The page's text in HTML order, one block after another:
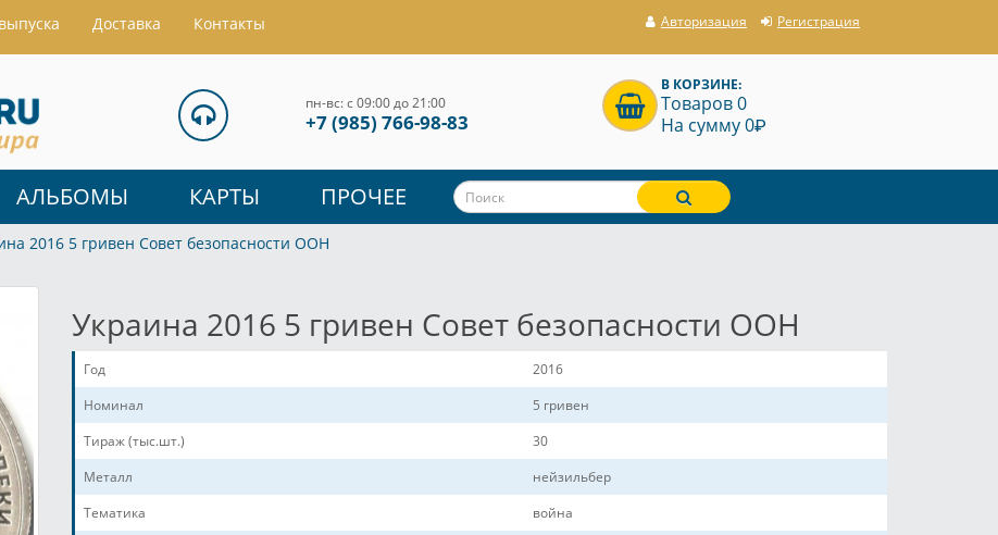
Доставка Контакты Авторизация Регистрация
пн-вс: с 09:00 до 21:00
+7 (985) 766-98-83
В КОРЗИНЕ:
Товаров 0
На сумму 0P
АЛЬБОМЫ КАРТЫ ПРОЧЕЕ
2016 5 гривен Совет безопасности ООН
Украина 2016 5 гривен Совет безопасности ООН
Год
2016
Номинал
5 гривен
Тираж (тыс.шт.)
30
Металл
нейзильбер
Тематика
война